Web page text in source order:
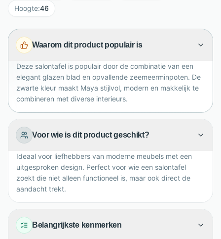
deze salontafel bijzonder maakt, zijn de originele
en sierlijk karakter geven. Met een hoogte van 46 cm
is Maya praktisch in gebruik en perfect als centraal
Hoogte:46
Waarom dit product populair is
Deze salontafel is populair door de combinatie van een
elegant glazen blad en opvallende zeemeerminpoten. De
zwarte kleur maakt Maya stijlvol, modern en makkelijk te
combineren met diverse interieurs.
Voor wie is dit product geschikt?
Ideaal voor liefhebbers van moderne meubels met een
uitgesproken design. Perfect voor wie een salontafel
zoekt die niet alleen functioneel is, maar ook direct de
aandacht trekt.
Belangrijkste kenmerken